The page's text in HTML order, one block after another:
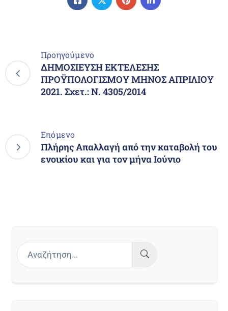
Προηγούμενο
ΔΗΜΟΣΙΕΥΣΗ ΕΚΤΕΛΕΣΗΣ
ΠΡΟΫΠΟΛΟΓΙΣΜΟΥ ΜΗΝΟΣ ΑΠΡΙΛΙΟΥ
2021. Σχετ.: Ν. 4305/2014
Επόμενο
Πλήρης Απαλλαγή από την καταβολή του
ενοικίου και για τον μήνα Ιούνιο